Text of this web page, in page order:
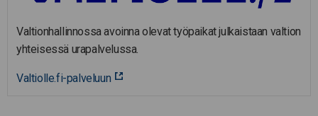
Valtionhallinnossa avoinna olevat työpaikat julkaistaan valtion
yhteisessä urapalvelussa.
Valtiolle.fi-palveluun